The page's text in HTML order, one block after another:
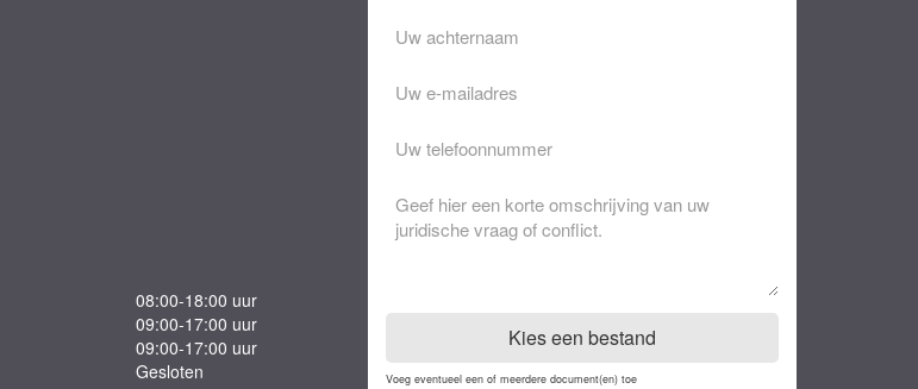
08:00-18:00 uur
09:00-17:00 uur
09:00-17:00 uur
Gesloten
Achternaam
Eventuele
opmerkingen
Kies een bestand
Voeg eventueel een of meerdere document(en) toe